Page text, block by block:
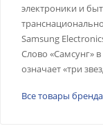
электроники и
Samsung
Слово «Самсунг»
означает «три
Все товары